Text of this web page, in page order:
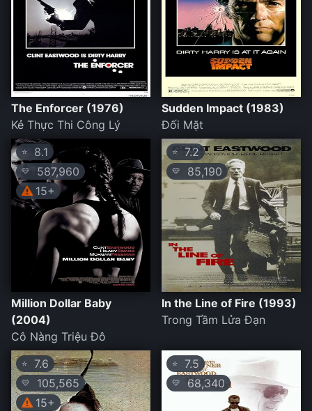
The Enforcer (1976)
Kẻ Thực Thi Công Lý
Sudden Impact (1983)
Đối Mặt
⭐ 8.1
💛
587,960
15+
Million Dollar Baby
(2004)
Cô Nàng Triệu Đô
⭐ 7.2
💛 85,190
In the Line of Fire (1993)
Trong Tầm Lửa Đạn
⭐ 7.6
💛
105,565
15+
⭐ 7.5
💛 68,340